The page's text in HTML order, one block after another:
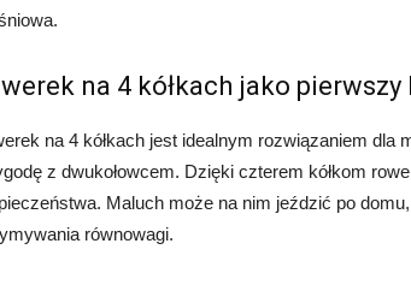
na 4 kółkach jako pierwszy
na 4 kółkach jest idealnym rozwiązaniem dla
z dwukołowcem. Dzięki czterem kółkom
Maluch może na nim jeździć po
równowagi.